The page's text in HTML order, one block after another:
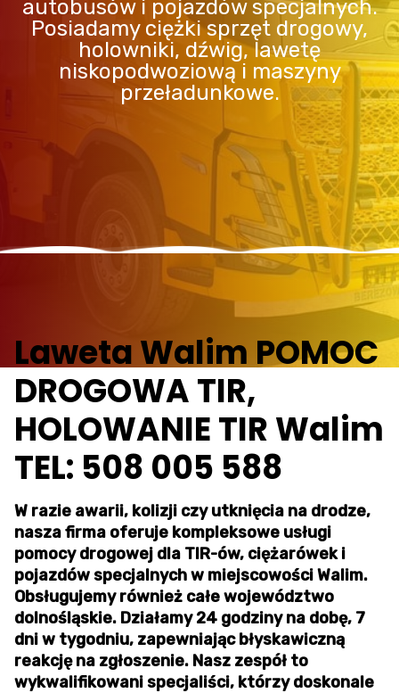
autobusów i pojazdów specjalnych.
Posiadamy ciężki sprzęt drogowy,
holowniki, dźwig, lawetę
niskopodwoziową i maszyny
przeładunkowe.
Laweta Walim POMOC
DROGOWA TIR,
HOLOWANIE TIR Walim
TEL: 508 005 588
W razie awarii, kolizji czy utknięcia na drodze,
nasza firma oferuje kompleksowe usługi
pomocy drogowej dla TIR-ów, ciężarówek i
pojazdów specjalnych w miejscowości Walim.
Obsługujemy również całe województwo
dolnośląskie. Działamy 24 godziny na dobę, 7
dni w tygodniu, zapewniając błyskawiczną
reakcję na zgłoszenie. Nasz zespół to
wykwalifikowani specjaliści, którzy doskonale